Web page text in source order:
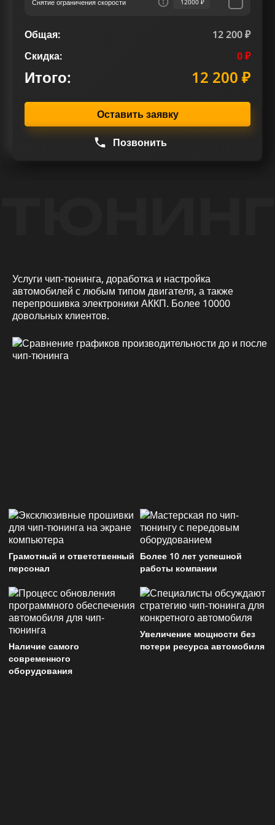
Снятие ограничения скорости 12000 ₽
Общая:
12 200 ₽
Скидка:
0 ₽
Итого: 12 200 ₽
Оставить заявку
Позвонить
Услуги чип-тюнинга, доработка и настройка
автомобилей с любым типом двигателя, а также
перепрошивка электроники АККП. Более 10000
довольных клиентов.
Грамотный и ответственный
персонал
Более 10 лет успешной
работы компании
Наличие самого
современного
оборудования
Увеличение мощности без
потери ресурса автомобиля